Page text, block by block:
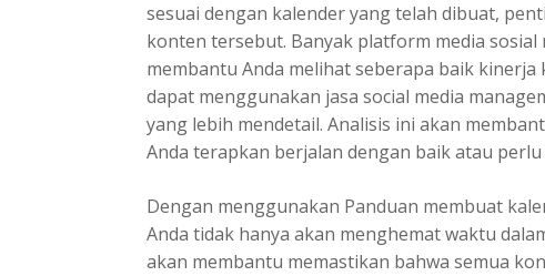
sesuai dengan kalender yang telah dibuat,
konten tersebut. Banyak platform media
membantu Anda melihat seberapa baik kinerja
dapat menggunakan jasa social media
yang lebih mendetail. Analisis ini akan
Anda terapkan berjalan dengan baik atau
Dengan menggunakan Panduan membuat
Anda tidak hanya akan menghemat waktu
akan membantu memastikan bahwa semua